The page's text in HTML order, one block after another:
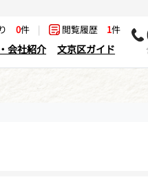
り0件 | 閲覧履歴 1件
会社紹介 文京区ガイド